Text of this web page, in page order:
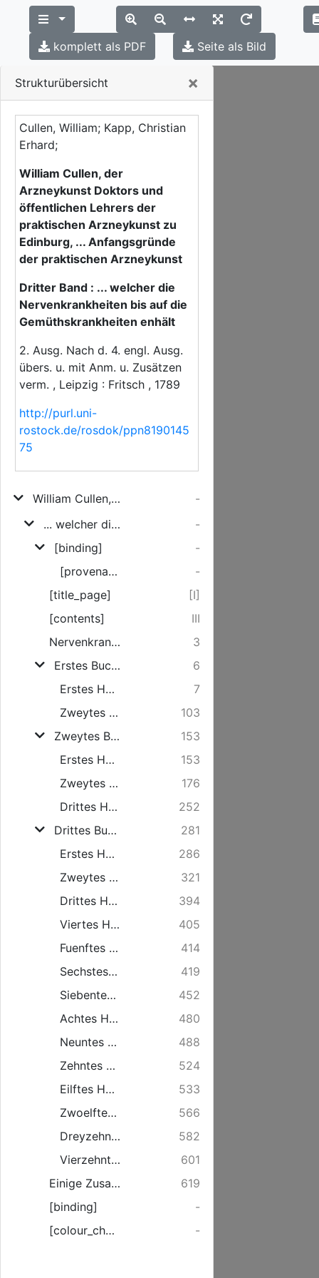
Strukturübersicht ×
Cullen, William; Kapp, Christian
Erhard;
William Cullen, der
Arzneykunst Doktors und
öffentlichen Lehrers der
praktischen Arzneykunst zu
Edinburg, ... Anfangsgründe
der praktischen Arzneykunst
Dritter Band : ... welcher die
Nervenkrankheiten bis auf die
Gemüthskrankheiten enhält
2. Ausg. Nach d. 4. engl. Ausg.
übers. u. mit Anm. u. Zusätzen
verm. , Leipzig : Fritsch , 1789
http://purl.uni-
rostock.de/rosdok/ppn8190145
75
William Cullen, der Arzneykunst Doktors, öffentlichen Lehrers der praktischen Arzneykunst zu Edinburg, ... Anfangsgründe der praktischen Arzneykunst
-
... welcher die Nervenkrankheiten bis auf die Gemüthskrankheiten enhält
-
[binding]
-
[provenance]
-
[title_page]
[I]
[contents]
III
Nervenkrankheiten (Nevroses).
3
Erstes Buch. Schlafsuechtige Krankheiten (Comata).
6
Erstes Hauptstueck. Von dem Schlagfluß oder der Apoplexie.
7
Zweytes Hauptstueck. Von der Laehmung (Paralysis.)
103
Zweytes Buch. Entkraeftungen oder Schwaechen (Adynamiae), oder Krankheiten, die in einer Schwaeche oder dem Verlust der Bewegung, sowohl in den zum Leben unmittelbar gehoerigen (vital functions), als auch in den natuerlichen Verrichtungen bestehen.
153
Erstes Hauptstueck. Von der Ohnmacht (Syncope.)
153
Zweytes Hauptstueck. Von der fehlerhaften Verdauung oder Unverdaulichkeit (Dyspepsia, Indigestio).
176
Drittes Hauptstueck. Von der Hypochondrie, oder dem hypochondrischen Uebel (Hypochondriasis, Malum hypochondriacum), das man auch gemeiniglich mit dem Namen der Vapeurs (Vapours), oder der Niedergeschlagenheit (Low spirits) beleget.
252
Drittes Buch. Von den Kraempfen, krampfhaften oder spasmodischen convulsivischen Krankheiten (Spasmi, Morbi spasmodici et convulsivi).
281
Erstes Hauptstueck. Von dem Todtenkrampf oder dem allgemeinen Krampf (Tetanus).
286
Zweytes Hauptstueck. Von der fallenden Sucht oder der Epilepsie.
321
Drittes Hauptstueck. Von dem St. Veitstanz (Chorea, Chorea Sancti Viti).
394
Viertes Hauptstueck. Von dem Herzklopfen (Palpitatio).
405
Fuenftes Hauptstueck. Von der anhaltenden Engbruestigkeit Dyspnoea.
414
Sechstes Hauptstueck. Von der periodischen Engbruestigkeit Asthma.
419
Siebentes Hauptstueck. Von dem Keichhusten (Pertussis, Chincough oder Hooping Cough).
452
Achtes Hauptstueck. Von dem mit dem Erbrechen einer waesserichten Feuchtigkeit verknuepften Magenkrampf oder Sodbrennen: (Pyrosis, oder was man in Schottland the Water Brash zu nennen pfleget.)
480
Neuntes Hauptstueck. Von der Colik.
488
Zehntes Hauptstueck. Von der Cholera oder Gallenkrankheit.
524
Eilftes Hauptstueck. Von dem Durchfall.
533
Zwoelftes Hauptstueck. Von der Harnruhr (Diabetes).
566
Dreyzehntes Hauptstueck. Von dem hysterischen Uebel (Hysteria, Malum hystericum).
582
Vierzehntes Hauptstueck. Von der Wuth aus dem tollen Hundesbiß und der Wasserscheu (Hydrophobia).
601
Einige Zusaetze zu diesem Bande.
619
[binding]
-
[colour_checker]
-
komplett als PDF Seite als Bild